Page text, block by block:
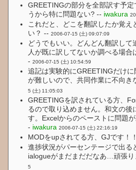
GREETINGの部分を全部訳す予
うから特に問題ない? -- iwakura
これだと、どこを翻訳したか覚え
い？ --2006-07-15 (土) 09:07:09
どうでもいい。どんどん翻訳して
人が既に訳してないか調べる場
-2006-07-15 (土) 10:54:59
追記は実験的にGREETINGだけ
が難しいので、共同作業に不向
5 (土) 11:05:03
GREETINGを訳されている方、
るので取り込めません。和文の後
す。Excelからのペーストに問題
- iwakura 2006-07-15 (土) 22:16:19
MODをupされてる方、GJです！
進捗状況がパーセンテージで出る
ialogueがまだまだだなあ…頑張
5